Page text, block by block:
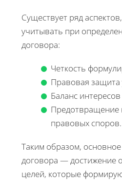
Существует ряд
учитывать при
договора:
Четкость
Правовая защита
Баланс
Предотвращение
правовых споров.
Таким образом,
договора — достижение
целей, которые